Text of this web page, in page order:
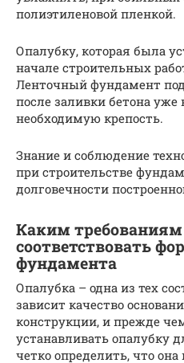
полиэтиленовой пленкой.
Опалубку, которая была
начале строительных
Ленточный фундамент
после заливки бетона уже
необходимую крепость.
Знание и соблюдение
при строительстве
долговечности
Каким
соответствовать
фундамента
Опалубка – одна из тех
зависит качество
конструкции, и прежде
устанавливать опалубку
четко определить, что